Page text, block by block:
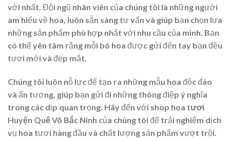
vời nhất. Đội ngũ nhân viên của chúng tôi là những người
am hiểu về hoa, luôn sẵn sàng tư vấn và giúp bạn chọn lựa
những sản phẩm phù hợp nhất với nhu cầu của mình. Bạn
có thể yên tâm rằng mỗi bó hoa được gửi đến tay bạn đều
tươi mới và đẹp mắt.
Chúng tôi luôn nỗ lực để tạo ra những mẫu hoa độc đáo
và ấn tượng, giúp bạn gửi đi những thông điệp ý nghĩa
trong các dịp quan trọng. Hãy đến với shop hoa tươi
Huyện Quế Võ Bắc Ninh của chúng tôi để trải nghiệm dịch
vụ hoa tươi hàng đầu và chất lượng sản phẩm vượt trội.